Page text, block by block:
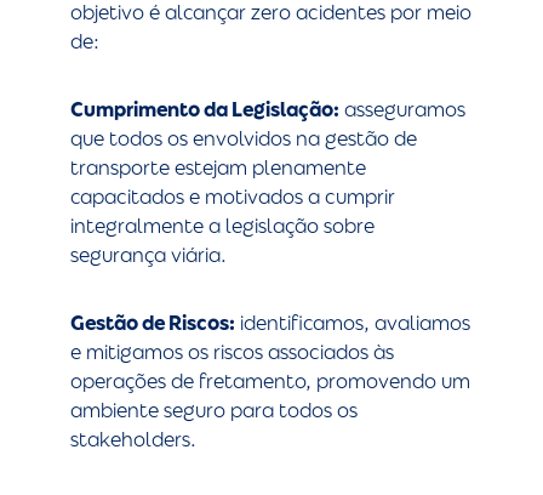
objetivo é alcançar zero acidentes por meio
de:
Cumprimento da Legislação: asseguramos
que todos os envolvidos na gestão de
transporte estejam plenamente
capacitados e motivados a cumprir
integralmente a legislação sobre
segurança viária.
Gestão de Riscos: identificamos, avaliamos
e mitigamos os riscos associados às
operações de fretamento, promovendo um
ambiente seguro para todos os
stakeholders.